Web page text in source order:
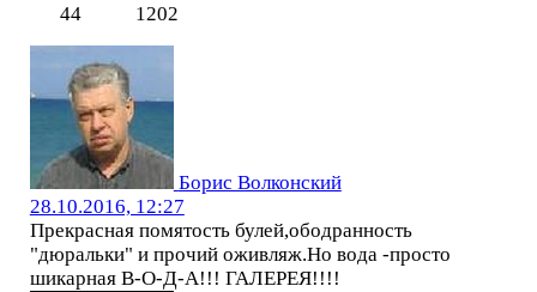
44
1202
Борис Волконский
28.10.2016, 12:27
Прекрасная помятость булей,ободранность
"дюральки" и прочий оживляж.Но вода -просто
шикарная В-О-Д-А!!! ГАЛЕРЕЯ!!!!